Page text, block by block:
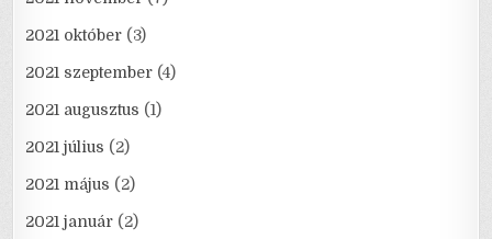
2021 október (3)
2021 szeptember (4)
2021 augusztus (1)
2021 július (2)
2021 május (2)
2021 január (2)